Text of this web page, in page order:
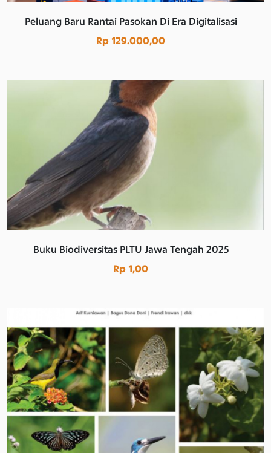
Peluang Baru Rantai Pasokan Di Era Digitalisasi
Rp 129.000,00
Buku Biodiversitas PLTU Jawa Tengah 2025
Rp 1,00